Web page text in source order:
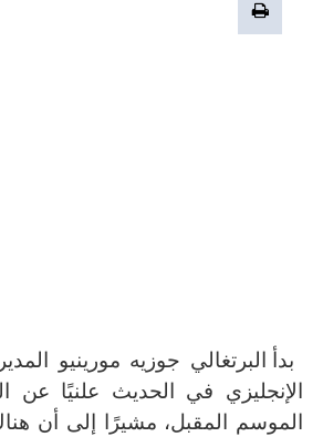
بدأ البرتغالي جوزيه مورينيو
الإنجليزي في الحديث علنيًا عن
الموسم المقبل، مشيرًا إلى أن